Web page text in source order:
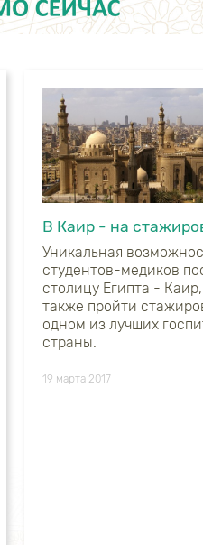
В Каир - на
Уникальная
студентов-медиков
столицу Египта -
также пройти
одном из лучших
страны.
19 марта 2017